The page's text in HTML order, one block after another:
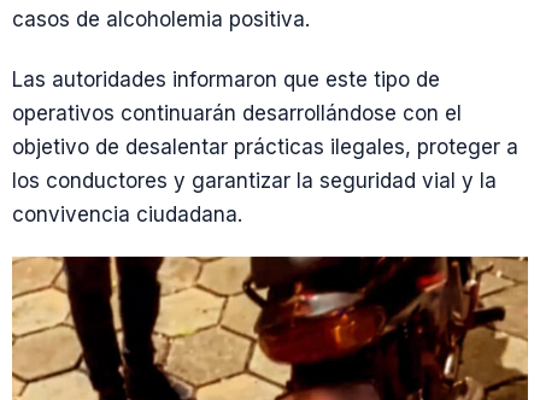
casos de alcoholemia positiva.
Las autoridades informaron que este tipo de
operativos continuarán desarrollándose con el
objetivo de desalentar prácticas ilegales, proteger a
los conductores y garantizar la seguridad vial y la
convivencia ciudadana.